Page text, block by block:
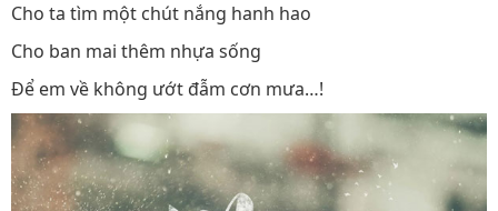
Cho ta tìm một chút nắng hanh hao
Cho ban mai thêm nhựa sống
Để em về không ướt đẫm cơn mưa…!